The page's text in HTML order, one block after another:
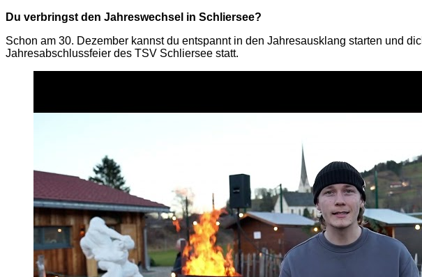
Du verbringst den Jahreswechsel in Schliersee?
Schon am 30. Dezember kannst du entspannt in den Jahresausklang starten und
Jahresabschlussfeier des TSV Schliersee statt.